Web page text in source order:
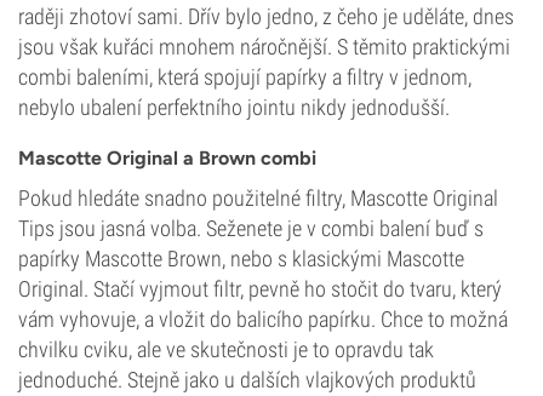
raději zhotoví sami. Dřív bylo jedno, z čeho je uděláte, dnes
jsou však kuřáci mnohem náročnější. S těmito praktickými
combi baleními, která spojují papírky a filtry v jednom,
nebylo ubalení perfektního jointu nikdy jednodušší.
Mascotte Original a Brown combi
Pokud hledáte snadno použitelné filtry, Mascotte Original
Tips jsou jasná volba. Seženete je v combi balení buď s
papírky Mascotte Brown, nebo s klasickými Mascotte
Original. Stačí vyjmout filtr, pevně ho stočit do tvaru, který
vám vyhovuje, a vložit do balicího papírku. Chce to možná
chvilku cviku, ale ve skutečnosti je to opravdu tak
jednoduché. Stejně jako u dalších vlajkových produktů